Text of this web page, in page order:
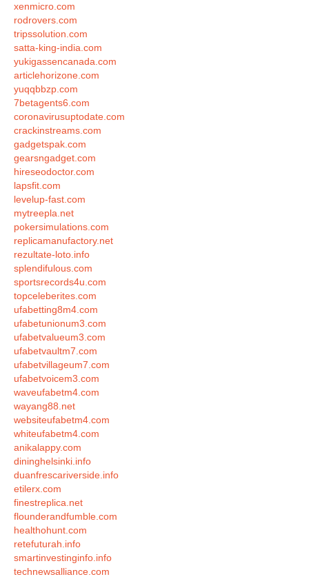
xenmicro.com
rodrovers.com
tripssolution.com
satta-king-india.com
yukigassencanada.com
articlehorizone.com
yuqqbbzp.com
7betagents6.com
coronavirusuptodate.com
crackinstreams.com
gadgetspak.com
gearsngadget.com
hireseodoctor.com
lapsfit.com
levelup-fast.com
mytreepla.net
pokersimulations.com
replicamanufactory.net
rezultate-loto.info
splendifulous.com
sportsrecords4u.com
topceleberites.com
ufabetting8m4.com
ufabetunionum3.com
ufabetvalueum3.com
ufabetvaultm7.com
ufabetvillageum7.com
ufabetvoicem3.com
waveufabetm4.com
wayang88.net
websiteufabetm4.com
whiteufabetm4.com
anikalappy.com
dininghelsinki.info
duanfrescariverside.info
etilerx.com
finestreplica.net
flounderandfumble.com
healthohunt.com
retefuturah.info
smartinvestinginfo.info
technewsalliance.com